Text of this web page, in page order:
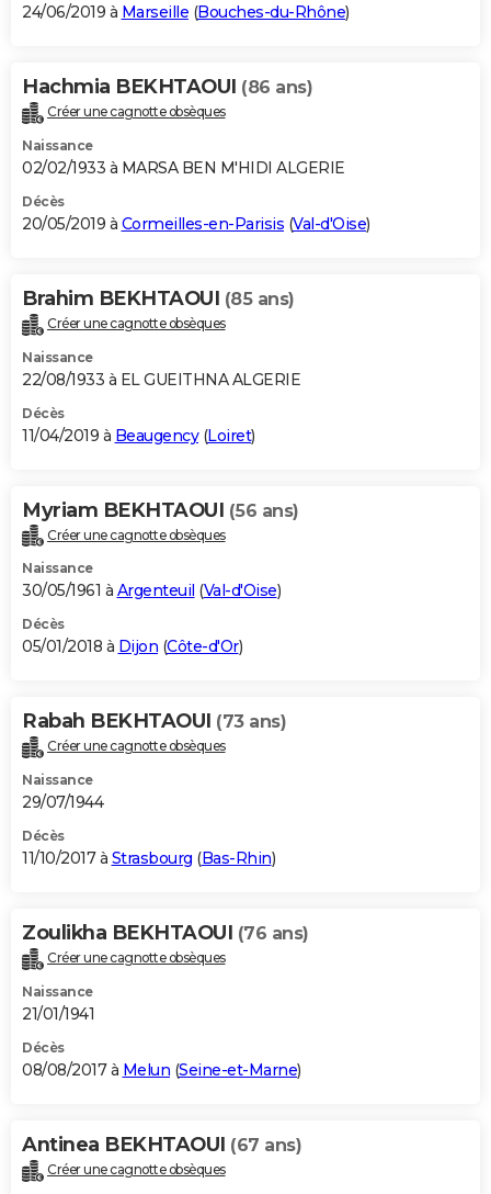
24/06/2019 à Marseille (Bouches-du-Rhône)
Hachmia BEKHTAOUI (86 ans)
Créer une cagnotte obsèques
Naissance
02/02/1933 à MARSA BEN M'HIDI ALGERIE
Décès
20/05/2019 à Cormeilles-en-Parisis (Val-d'Oise)
Brahim BEKHTAOUI (85 ans)
Créer une cagnotte obsèques
Naissance
22/08/1933 à EL GUEITHNA ALGERIE
Décès
11/04/2019 à Beaugency(Loiret)
Myriam BEKHTAOUI (56 ans)
Créer une cagnotte obsèques
Naissance
30/05/1961 à Argenteuil (Val-d'Oise)
Décès
05/01/2018 à Dijon (Côte-d'Or)
Rabah BEKHTAOUI (73 ans)
Créer une cagnotte obsèques
Naissance
29/07/1944
Décès
11/10/2017 à Strasbourg (Bas-Rhin)
Zoulikha BEKHTAOUI (76 ans)
Créer une cagnotte obsèques
Naissance
21/01/1941
Décès
08/08/2017 à Melun (Seine-et-Marne)
Antinea BEKHTAOUI (67 ans)
Créer une cagnotte obsèques